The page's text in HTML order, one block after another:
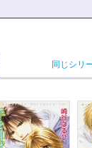
同じシリ